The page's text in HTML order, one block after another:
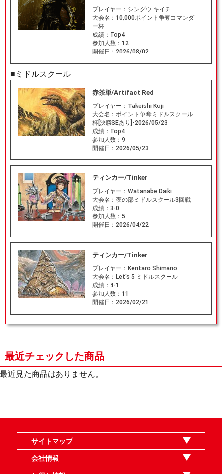
プレイヤー： シングウ キイチ
大会名： 10,000ポイント争奪コマンダ
ー杯
成績： Top4
参加人数： 12
開催日： 2026/08/02
■ミドルスクール
赤茶単/Artifact Red
プレイヤー： Takeishi Koji
大会名： ポイント争奪ミドルスクール
杯[決勝SEあり]-2026/05/23
成績： Top4
参加人数： 9
開催日： 2026/05/23
ティンカー/Tinker
プレイヤー： Watanabe Daiki
大会名： 夜の部ミドルスクール3回戦
成績： 3-0
参加人数： 5
開催日： 2026/04/22
ティンカー/Tinker
プレイヤー： Kentaro Shimano
大会名： Let's 5 ミドルスクール
成績： 4-1
参加人数： 11
開催日： 2026/02/21
最近チェックした商品
最近見た商品はありません。
サイトマップ
オンラインショップ
買取
記事
選手一覧
デッキ検索
デッキ構築
イベント・大会
店舗のご案内
お問い合わせ
ヘルプ
FAQ
会社情報